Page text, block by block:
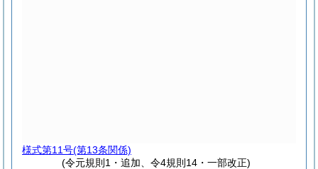
様式第11号(第13条関係)
(令元規則1・追加、令4規則14・一部改正)